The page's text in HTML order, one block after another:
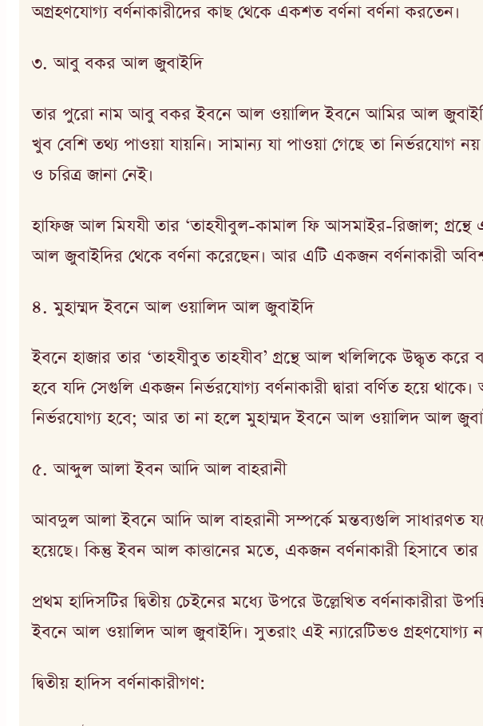
অগ্রহণযোগ্য বর্ণনাকারীদের কাছ থেকে একশত বর্ণনা বর্ণনা করতেন।
৩. আবু বকর আল জুবাইদি
তার পুরো নাম আবু বকর ইবনে আল ওয়ালিদ ইবনে আমির আল জুবাইদি।
খুব বেশি তথ্য পাওয়া যায়নি। সামান্য যা পাওয়া গেছে তা
ও চরিত্র জানা নেই।
হাফিজ আল মিযযী তার ‘তাহযীবুল-কামাল ফি আসমাইর-রিজাল; গ্রন্থে
আল জুবাইদির থেকে বর্ণনা করেছেন। আর এটি একজন বর্ণনাকারী
৪. মুহাম্মদ ইবনে আল ওয়ালিদ আল জুবাইদি
ইবনে হাজার তার ‘তাহযীবুত তাহযীব’ গ্রন্থে আল খলিলিকে উদ্ধৃত
হবে যদি সেগুলি একজন নির্ভরযোগ্য বর্ণনাকারী দ্বারা বর্ণিত হয়ে
নির্ভরযোগ্য হবে; আর তা না হলে মুহাম্মদ ইবনে আল ওয়ালিদ আল
৫. আব্দুল আলা ইবন আদি আল বাহরানী
আবদুল আলা ইবনে আদি আল বাহরানী সম্পর্কে মন্তব্যগুলি সাধারণত
হয়েছে। কিন্তু ইবন আল কাত্তানের মতে, একজন বর্ণনাকারী হিসাবে
প্রথম হাদিসটির দ্বিতীয় চেইনের মধ্যে উপরে উল্লেখিত
ইবনে আল ওয়ালিদ আল জুবাইদি। সুতরাং এই ন্যারেটিভও গ্রহণযোগ্য
দ্বিতীয় হাদিস বর্ণনাকারীগণ: